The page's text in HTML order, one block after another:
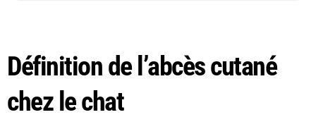
Définition de l’abcès cutané
chez le chat